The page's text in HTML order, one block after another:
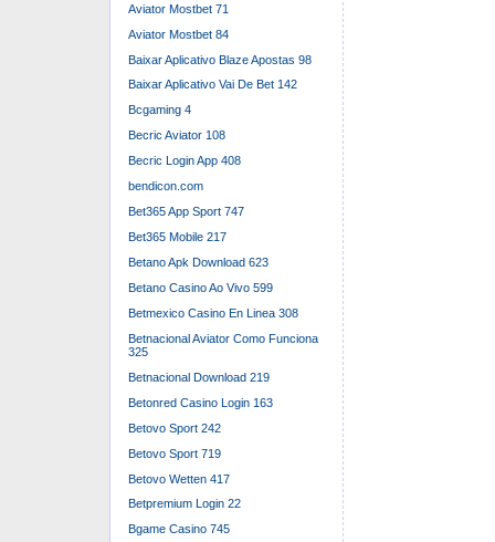
Aviator Mostbet 71
Aviator Mostbet 84
Baixar Aplicativo Blaze Apostas 98
Baixar Aplicativo Vai De Bet 142
Bcgaming 4
Becric Aviator 108
Becric Login App 408
bendicon.com
Bet365 App Sport 747
Bet365 Mobile 217
Betano Apk Download 623
Betano Casino Ao Vivo 599
Betmexico Casino En Linea 308
Betnacional Aviator Como Funciona
325
Betnacional Download 219
Betonred Casino Login 163
Betovo Sport 242
Betovo Sport 719
Betovo Wetten 417
Betpremium Login 22
Bgame Casino 745